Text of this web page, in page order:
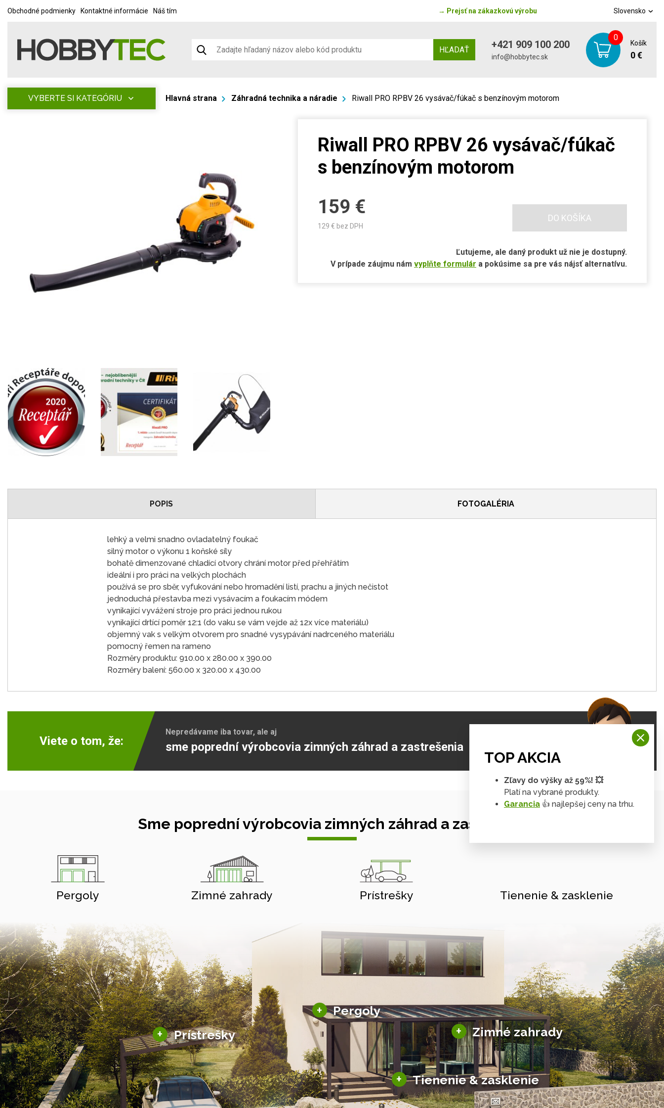
Obchodné podmienky Kontaktné informácie Náš tím → Prejsť na zákazkovú výrobu Slovensko
HĽADAŤ +421 909 100 200
info@hobbytec.sk
0
Košík
0 €
VYBERTE SI KATEGÓRIU Hlavná strana Záhradná technika a náradie Riwall PRO RPBV 26 vysávač/fúkač s benzínovým motorom
Riwall PRO RPBV 26 vysávač/fúkač
s benzínovým motorom
159 €
129 € bez DPH
DO KOŠÍKA
Ľutujeme, ale daný produkt už nie je dostupný.
V prípade záujmu nám vyplňte formulár a pokúsime sa pre vás nájsť alternatívu.
POPIS FOTOGALÉRIA
lehký a velmi snadno ovladatelný foukač
silný motor o výkonu 1 koňské síly
bohatě dimenzované chladící otvory chrání motor před přehřátím
ideální i pro práci na velkých plochách
používá se pro sběr, vyfukování nebo hromadění listí, prachu a jiných nečistot
jednoduchá přestavba mezi vysávacím a foukacím módem
vynikající vyvážení stroje pro práci jednou rukou
vynikající drtící poměr 12:1 (do vaku se vám vejde až 12x více materiálu)
objemný vak s velkým otvorem pro snadné vysypávání nadrceného materiálu
pomocný řemen na rameno
Rozměry produktu: 910.00 x 280.00 x 390.00
Rozměry balení: 560.00 x 320.00 x 430.00
Viete o tom, že:
Nepredávame iba tovar, ale aj
sme poprední výrobcovia zimných záhrad a zastrešenia
Sme poprední výrobcovia zimných záhrad a zastrešení
Pergoly Zimné zahrady Prístrešky Tienenie & zasklenie
+ Pergoly
Hliníkové pergoly
Bioklimatické pergoly
Altány a zastrešenie
Solárne pergoly
+ Zimné zahrady
Sezónne zimné záhrady
Hliníkové zimné záhrady
Posuvné zimné záhrady
Solárne zimné záhrady
+ Prístrešky
Hliníkové prístrešky
Solárne prístrešky pre auto
+ Tienenie & zasklenie
Tienenie
Zasklenie
TOP AKCIA
Zľavy do výšky až 59%! 💥
Platí na vybrané produkty.
Garancia 👍 najlepšej ceny na trhu.